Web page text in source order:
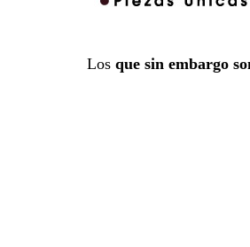
Los que sin embargo